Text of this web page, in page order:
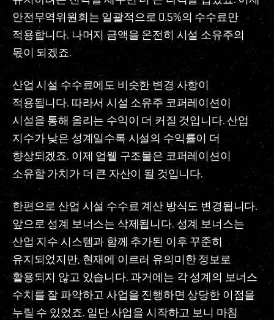
안전무역위원회는 일괄적으로 0.5%의 수수료만
적용합니다. 나머지 금액을 온전히 시설 소유주의
몫이 되겠죠.
산업 시설 수수료에도 비슷한 변경 사항이
적용됩니다. 따라서 시설 소유주 코퍼레이션이
시설을 통해 올리는 수익이 더 커질 것입니다. 산업
지수가 낮은 성계일수록 시설의 수익률이 더
향상되겠죠. 이제 업웰 구조물은 코퍼레이션이
소유할 가치가 더 큰 자산이 될 것입니다.
한편으로 산업 시설 수수료 계산 방식도 변경됩니다.
앞으로 성계 보너스는 삭제됩니다. 성계 보너스는
산업 지수 시스템과 함께 추가된 이후 꾸준히
유지되었지만, 현재에 이르러 유의미한 정보로
활용되지 않고 있습니다. 과거에는 각 성계의 보너스
수치를 잘 파악하고 사업을 진행하면 상당한 이점을
누릴 수 있었죠. 일단 사업을 시작하고 보니 마침